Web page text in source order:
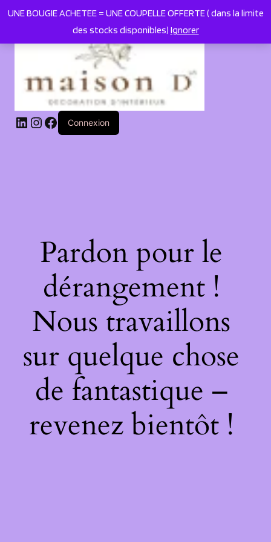
UNE BOUGIE ACHETEE = UNE COUPELLE OFFERTE ( dans la limite
des stocks disponibles) Ignorer
LinkedIn
Instagram
Facebook
Connexion
Pardon pour le
dérangement !
Nous travaillons
sur quelque chose
de fantastique –
revenez bientôt !